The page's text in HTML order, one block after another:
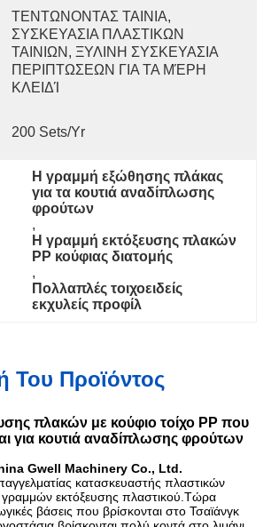
ΤΕΝΤΩΝΟΝΤΑΣ ΤΑΙΝΙΑ,
ΣΥΣΚΕΥΑΣΙΑ ΠΛΑΣΤΙΚΩΝ
ΤΑΙΝΙΩΝ, ΞΥΛΙΝΗ ΣΥΣΚΕΥΑΣΙΑ
ΠΕΡΙΠΤΩΣΕΩΝ ΓΙΑ ΤΑ ΜΈΡΗ
ΚΛΕΙΔΊ
200 Sets/yr
Η γραμμή εξώθησης πλάκας
για τα κουτιά αναδίπλωσης
φρούτων
,
Η γραμμή εκτόξευσης πλακών
PP κούφιας διατομής
,
Πολλαπλές τοιχοειδείς
εκχυλείς προφίλ
Του Προϊόντος
πλακών με κούφιο τοίχο PP που
για κουτιά αναδίπλωσης φρούτων
Gwell Machinery Co., Ltd.
κατασκευαστής πλαστικών
γραμμών εκτόξευσης πλαστικού.Τώρα
βάσεις που βρίσκονται στο Τσαϊάνγκ